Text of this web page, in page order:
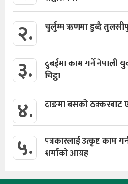
२. चुर्लुम्म ऋणमा डुब्दै
३.
दुबईमा काम गर्ने नेपाली
चिट्ठा
४. दाङमा बसको ठक्करबाट
५.
पत्रकारलाई उत्कृष्ट काम
शर्माको आग्रह